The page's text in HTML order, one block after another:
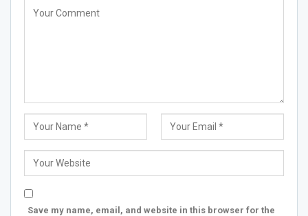
Save my name, email, and website in this browser for the